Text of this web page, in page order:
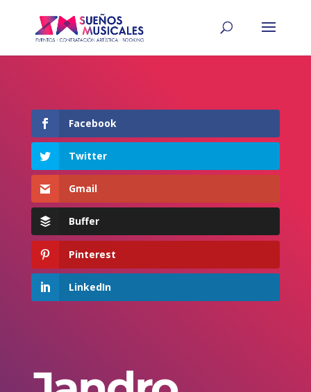
Facebook
Twitter
Gmail
Buffer
Pinterest
LinkedIn